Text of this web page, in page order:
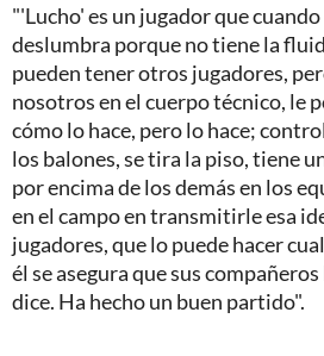
"'Lucho' es un jugador que
deslumbra porque no tiene la
pueden tener otros jugadores,
nosotros en el cuerpo técnico, le
cómo lo hace, pero lo hace;
los balones, se tira la piso, tiene
por encima de los demás en los
en el campo en transmitirle esa
jugadores, que lo puede hacer
él se asegura que sus
dice. Ha hecho un buen partido".